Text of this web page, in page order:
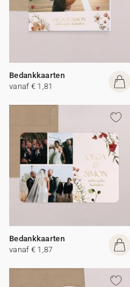
Bedankkaarten
vanaf € 1,81
Bedankkaarten
vanaf € 1,87